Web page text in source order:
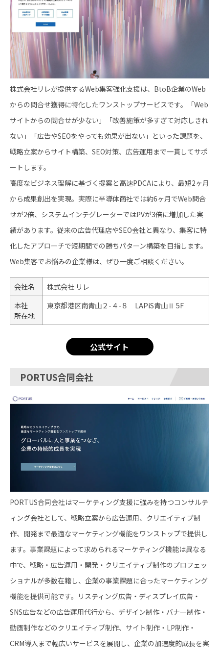
株式会社リレが提供するWeb集客強化支援は、BtoB企業のWeb
からの問合せ獲得に特化したワンストップサービスです。「Web
サイトからの問合せが少ない」「改善施策が多すぎて対応しきれ
ない」「広告やSEOをやっても効果が出ない」といった課題を、
戦略立案からサイト構築、SEO対策、広告運用まで一貫してサポ
ートします。
高度なビジネス理解に基づく提案と高速PDCAにより、最短2ヶ月
から成果創出を実現。実際に半導体商社では約6ヶ月でWeb問合
せが2倍、システムインテグレーターではPVが3倍に増加した実
績があります。従来の広告代理店やSEO会社と異なり、集客に特
化したアプローチで短期間での勝ちパターン構築を目指します。
Web集客でお悩みの企業様は、ぜひ一度ご相談ください。
会社名
株式会社 リレ
本社
所在地
東京都港区南青山２-４-８ LAPiS青山Ⅱ 5F
公式サイト
PORTUS合同会社
PORTUS合同会社はマーケティング支援に強みを持つコンサルテ
ィング会社として、戦略立案から広告運用、クリエイティブ制
作、開発まで最適なマーケティング機能をワンストップで提供し
ます。事業課題によって求められるマーケティング機能は異なる
中で、戦略・広告運用・開発・クリエイティブ制作のプロフェッ
ショナルが多数在籍し、企業の事業課題に合ったマーケティング
機能を提供可能です。リスティング広告・ディスプレイ広告・
SNS広告などの広告運用代行から、デザイン制作・バナー制作・
動画制作などのクリエイティブ制作、サイト制作・LP制作・
CRM導入まで幅広いサービスを展開し、企業の加速度的成長を実